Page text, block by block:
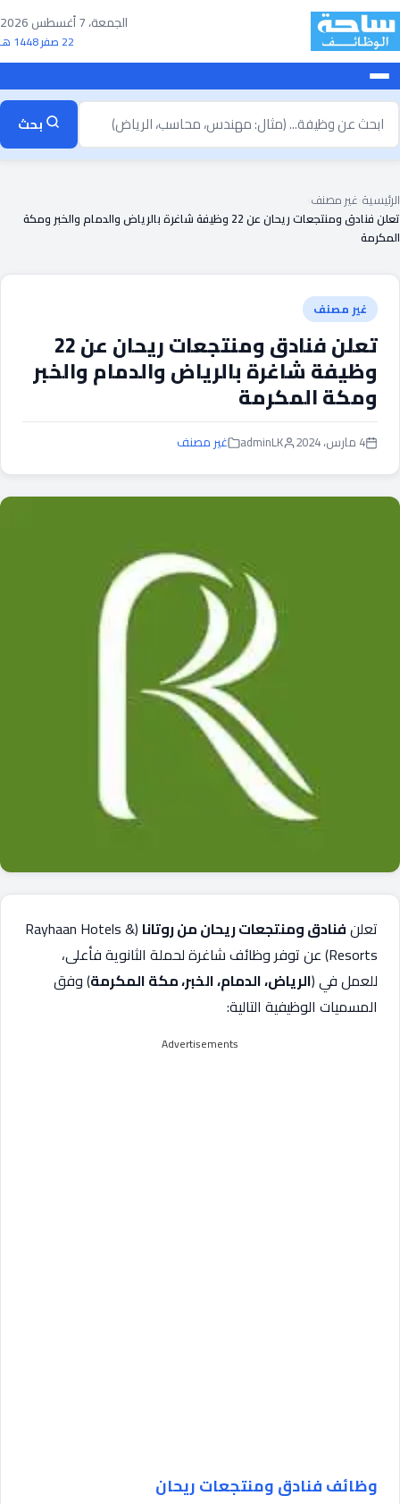
تخطى
إلى
المحتوى
الجمعة، 7 أغسطس 2026
22 صفر 1448 هـ
ابحث
بحث
الرئيسية غير مصنف
تعلن فنادق ومنتجعات ريحان عن 22 وظيفة شاغرة بالرياض والدمام والخبر ومكة
المكرمة
غير مصنف
تعلن فنادق ومنتجعات ريحان عن 22
وظيفة شاغرة بالرياض والدمام والخبر
ومكة المكرمة
4 مارس، 2024 adminLK غير مصنف
تعلنفنادق ومنتجعات ريحان من روتانا (Rayhaan Hotels &
Resorts) عن توفر وظائف شاغرة لحملة الثانوية فأعلى،
للعمل في (الرياض، الدمام، الخبر، مكة المكرمة) وفق
المسميات الوظيفية التالية:
Advertisements
وظائف فنادق ومنتجعات ريحان